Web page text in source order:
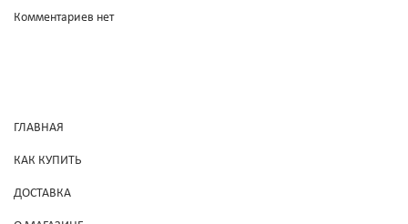
Комментариев нет
ГЛАВНАЯ
КАК КУПИТЬ
ДОСТАВКА